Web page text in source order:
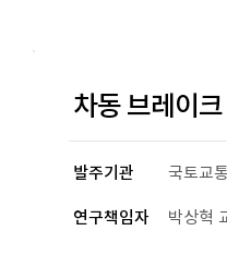
차동 브레이
발주기관 국토교
연구책임자 박상혁